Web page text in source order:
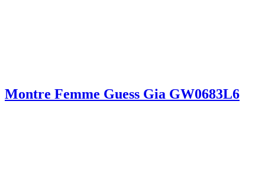
Montre Femme Guess Gia GW0683L6